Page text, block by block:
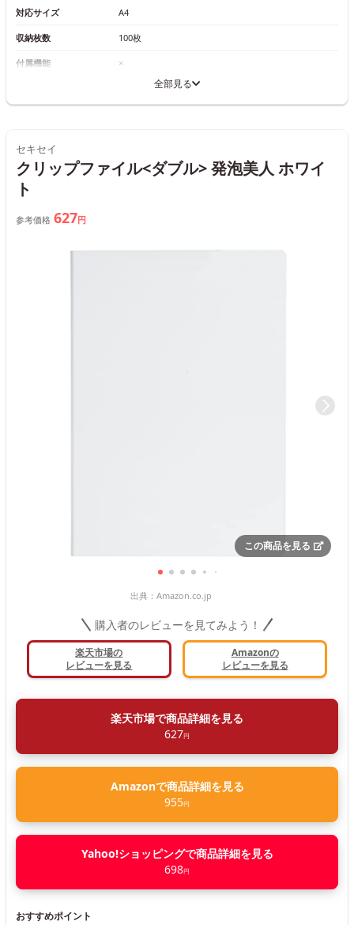
対応サイズ A4
収納枚数 100枚
付属機能 ×
全部見る
セキセイ
クリップファイル<ダブル> 発泡美人 ホワイ
ト
参考価格 627円
この商品を見る
出典： Amazon.co.jp
購入者のレビューを見てみよう！
楽天市場の
レビューを見る
Amazonの
レビューを見る
楽天市場で商品詳細を見る
627円
Amazonで商品詳細を見る
955円
Yahoo!ショッピングで商品詳細を見る
698円
おすすめポイント